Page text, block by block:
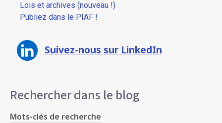
Lois et archives (nouveau !)
Publiez dans le PIAF !
Suivez-nous sur LinkedIn
Rechercher dans le blog
Mots-clés de recherche